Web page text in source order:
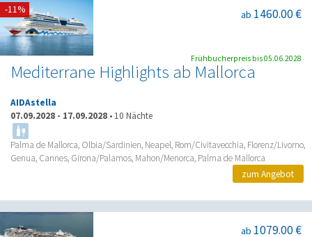
Mediterrane Highlights ab Mallorca
ab 1460.00 €
AIDAstella
07.09.2028 - 17.09.2028 • 10 Nächte
Palma de Mallorca, Olbia/Sardinien, Neapel, Rom/Civitavecchia, Florenz/Livorno,
Genua, Cannes, Girona/Palamos, Mahon/Menorca, Palma de Mallorca
-11%
Frühbucherpreis bis 05.06.2028
zum Angebot
ab 1079.00 €